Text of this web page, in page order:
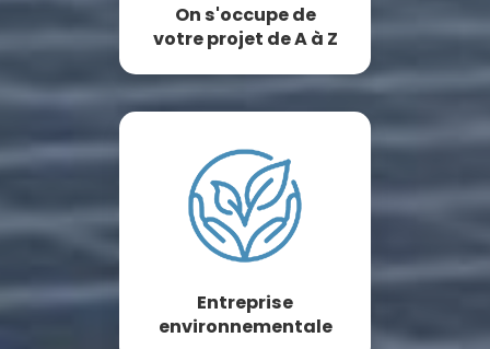
On s'occupe de
votre projet de A à Z
Entreprise
environnementale